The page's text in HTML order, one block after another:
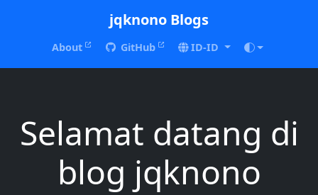
jqknono Blogs
About GitHub ID-ID
Selamat datang di
blog jqknono